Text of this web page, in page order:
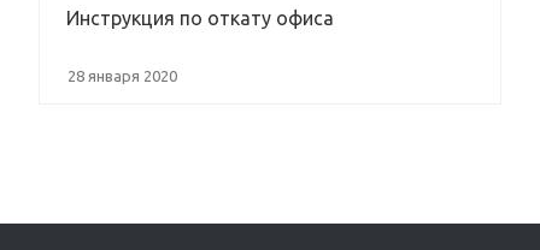
Инструкция по откату офиса
28 января 2020